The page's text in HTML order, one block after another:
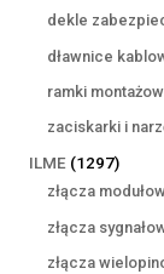
dekle
dławnice
ramki
zaciskarki i
ILME 12971297
złącza
złącza
złącza